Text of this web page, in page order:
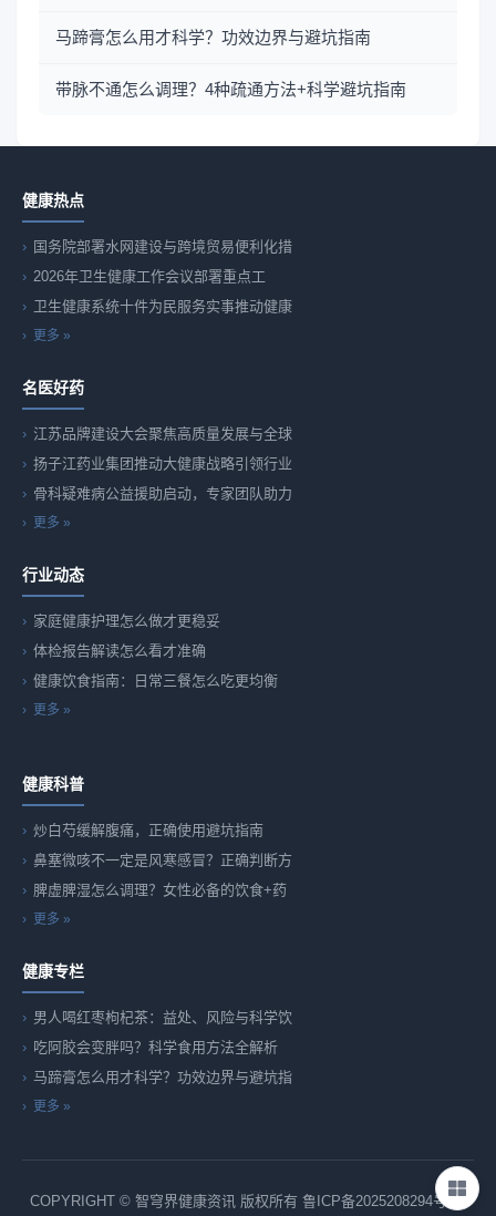
马蹄膏怎么用才科学？功效边界与避坑指南
带脉不通怎么调理？4种疏通方法+科学避坑指南
健康热点
国务院部署水网建设与跨境贸易便利化措
2026年卫生健康工作会议部署重点工
卫生健康系统十件为民服务实事推动健康
更多 »
名医好药
江苏品牌建设大会聚焦高质量发展与全球
扬子江药业集团推动大健康战略引领行业
骨科疑难病公益援助启动，专家团队助力
更多 »
行业动态
家庭健康护理怎么做才更稳妥
体检报告解读怎么看才准确
健康饮食指南：日常三餐怎么吃更均衡
更多 »
健康科普
炒白芍缓解腹痛，正确使用避坑指南
鼻塞微咳不一定是风寒感冒？正确判断方
脾虚脾湿怎么调理？女性必备的饮食+药
更多 »
健康专栏
男人喝红枣枸杞茶：益处、风险与科学饮
吃阿胶会变胖吗？科学食用方法全解析
马蹄膏怎么用才科学？功效边界与避坑指
更多 »
COPYRIGHT © 智穹界健康资讯 版权所有 鲁ICP备2025208294号-82